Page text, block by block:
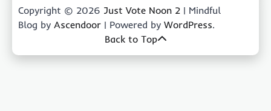
Copyright © 2026 Just Vote Noon 2 | Mindful
Blog by Ascendoor | Powered by WordPress.
Back to Top